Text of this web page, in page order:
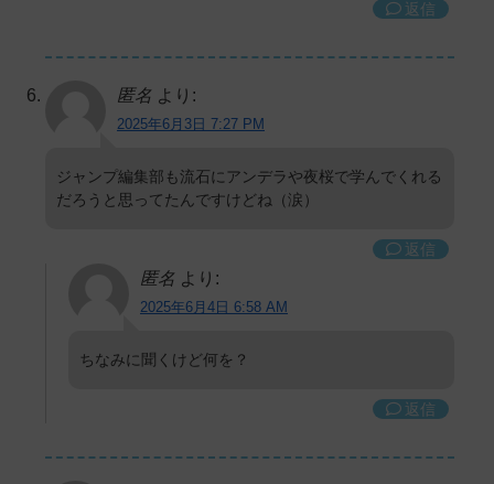
返信
匿名 より:
2025年6月3日 7:27 PM
ジャンプ編集部も流石にアンデラや夜桜で学んでくれる
だろうと思ってたんですけどね（涙）
返信
匿名 より:
2025年6月4日 6:58 AM
ちなみに聞くけど何を？
返信